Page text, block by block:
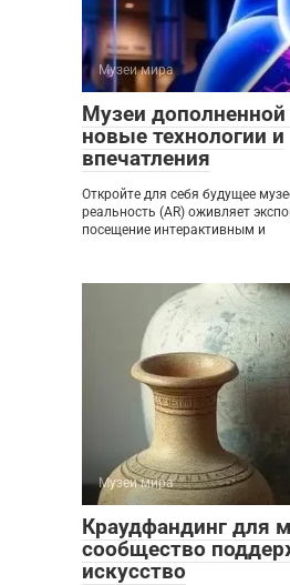
Музеи мира
Музеи дополненной
новые технологии и
впечатления
Откройте для себя будущее
реальность (AR) оживляет
посещение интерактивным и
Музеи мира
Краудфандинг для
сообщество
искусство